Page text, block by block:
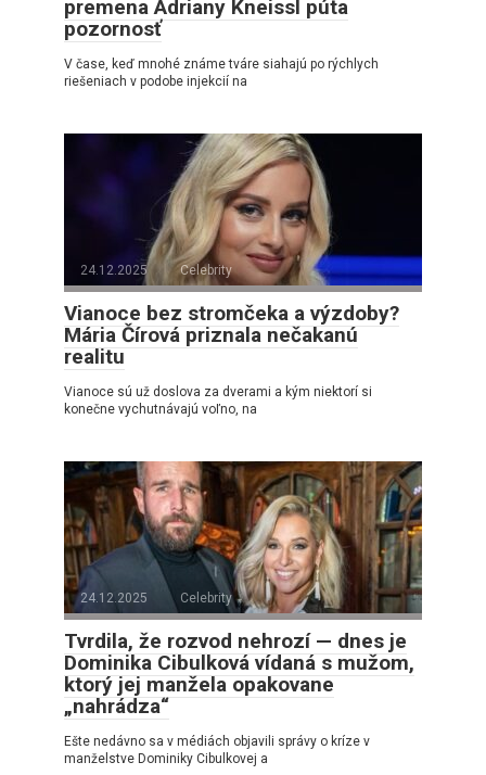
premena Adriany Kneissl púta
pozornosť
V čase, keď mnohé známe tváre siahajú po rýchlych
riešeniach v podobe injekcií na
24.12.2025 Celebrity
Vianoce bez stromčeka a výzdoby?
Mária Čírová priznala nečakanú
realitu
Vianoce sú už doslova za dverami a kým niektorí si
konečne vychutnávajú voľno, na
24.12.2025 Celebrity
Tvrdila, že rozvod nehrozí — dnes je
Dominika Cibulková vídaná s mužom,
ktorý jej manžela opakovane
„nahrádza“
Ešte nedávno sa v médiách objavili správy o kríze v
manželstve Dominiky Cibulkovej a